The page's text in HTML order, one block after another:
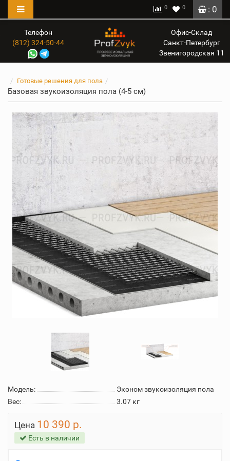
: 0
0 0
Телефон
(812) 324-50-44
Офис-Склад
Санкт-Петербург
Звенигородская 11
Готовые решения для пола
Базовая звукоизоляция пола (4-5 см)
Модель:
Эконом звукоизоляция пола
Вес:
3.07 кг
Цена 10 390 р.
Есть в наличии